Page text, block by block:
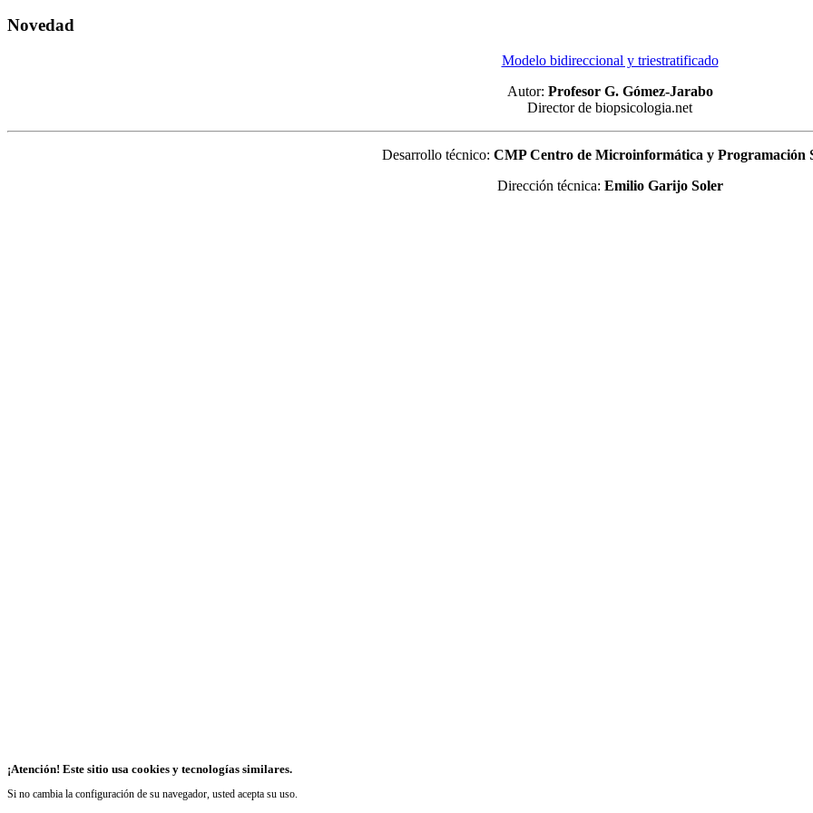
Novedad
Modelo bidireccional y triestratificado
Autor: Profesor G. Gómez-Jarabo
Director de biopsicologia.net
Desarrollo técnico: CMP Centro de Microinformática y Programación
Dirección técnica: Emilio Garijo Soler
¡Atención! Este sitio usa cookies y tecnologías similares.
Si no cambia la configuración de su navegador, usted acepta su uso.